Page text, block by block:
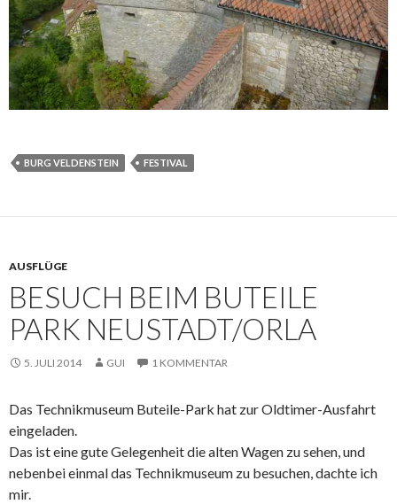
BURG VELDENSTEIN FESTIVAL
AUSFLÜGE
BESUCH BEIM BUTEILE
PARK NEUSTADT/ORLA
5. JULI 2014 GUI 1 KOMMENTAR
Das Technikmuseum Buteile-Park hat zur Oldtimer-Ausfahrt
eingeladen.
Das ist eine gute Gelegenheit die alten Wagen zu sehen, und
nebenbei einmal das Technikmuseum zu besuchen, dachte ich
mir.